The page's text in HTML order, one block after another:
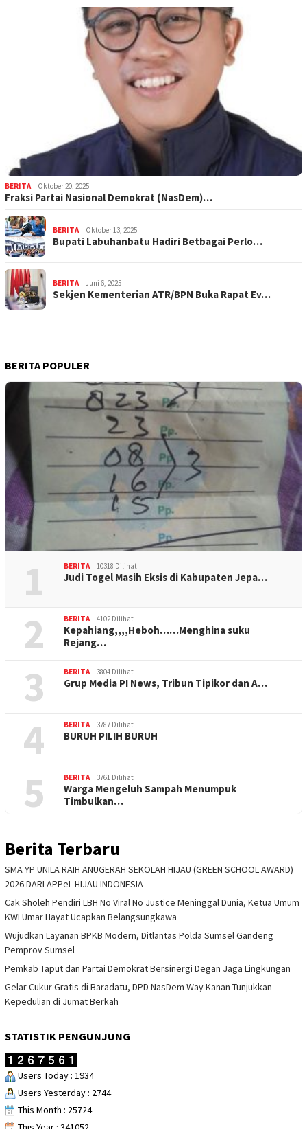
BERITA Oktober 20, 2025
Fraksi Partai Nasional Demokrat (NasDem)…
BERITA Oktober 13, 2025
Bupati Labuhanbatu Hadiri Betbagai Perlo…
BERITA Juni 6, 2025
Sekjen Kementerian ATR/BPN Buka Rapat Ev…
BERITA POPULER
1 BERITA 10318 Dilihat
Judi Togel Masih Eksis di Kabupaten Jepa…
2 BERITA 4102 Dilihat
Kepahiang,,,,Heboh……Menghina suku
Rejang…
3 BERITA 3804 Dilihat
Grup Media PI News, Tribun Tipikor dan A…
4 BERITA 3787 Dilihat
BURUH PILIH BURUH
5 BERITA 3761 Dilihat
Warga Mengeluh Sampah Menumpuk
Timbulkan…
Berita Terbaru
SMA YP UNILA RAIH ANUGERAH SEKOLAH HIJAU (GREEN SCHOOL AWARD)
2026 DARI APPeL HIJAU INDONESIA
Cak Sholeh Pendiri LBH No Viral No Justice Meninggal Dunia, Ketua Umum
KWI Umar Hayat Ucapkan Belangsungkawa
Wujudkan Layanan BPKB Modern, Ditlantas Polda Sumsel Gandeng
Pemprov Sumsel
Pemkab Taput dan Partai Demokrat Bersinergi Degan Jaga Lingkungan
Gelar Cukur Gratis di Baradatu, DPD NasDem Way Kanan Tunjukkan
Kepedulian di Jumat Berkah
STATISTIK PENGUNJUNG
Users Today : 1934
Users Yesterday : 2744
This Month : 25724